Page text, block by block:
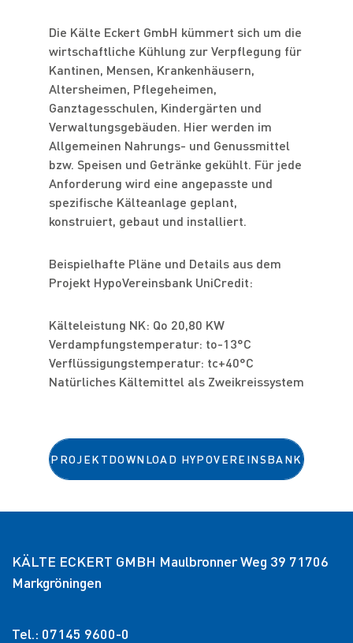
Wartung
Provisorien
Druckbehältertechnik
Lösungen nach Branchen
Referenzen
Welche alternativen Kältemittel
kommen in Frage?
Im Vergleich: Natürliche Kältemittel
– synthetische Ersatzkältemittel?
Stellungnahme Verschärfung der EU
F Gase VO
Gruppe
Allianz
News
Nachhaltigkeit
Engagement
Standort Allgäu
Publikationen
Social Media
Medien
Zertifikate
KLIMAANLAGE@HOME
KARRIERE
Übersicht
Ausbildung & Studium
Stellen für Fachkräfte
Kälte Eckert Akademie
KONTAKT
Die Kälte Eckert GmbH kümmert sich um die
wirtschaftliche Kühlung zur Verpflegung für
Kantinen, Mensen, Krankenhäusern,
Altersheimen, Pflegeheimen,
Ganztagesschulen, Kindergärten und
Verwaltungsgebäuden. Hier werden im
Allgemeinen Nahrungs- und Genussmittel
bzw. Speisen und Getränke gekühlt. Für jede
Anforderung wird eine angepasste und
spezifische Kälteanlage geplant,
konstruiert, gebaut und installiert.
Beispielhafte Pläne und Details aus dem
Projekt HypoVereinsbank UniCredit:
Kälteleistung NK: Qo 20,80 KW
Verdampfungstemperatur: to-13°C
Verflüssigungstemperatur: tc+40°C
Natürliches Kältemittel als Zweikreissystem
PROJEKTDOWNLOAD HYPOVEREINSBANK
KÄLTE ECKERT GMBH Maulbronner Weg 39 71706
Markgröningen
Tel.: 07145 9600-0